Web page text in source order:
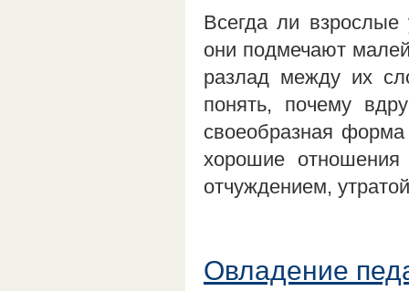
Всегда ли взрослые
они подмечают
разлад между их
понять, почему
своеобразная
хорошие
отчуждением,
Овладение